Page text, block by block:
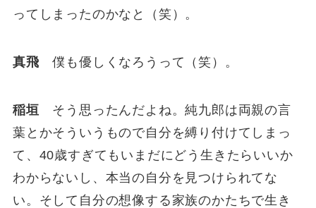
ってしまったのかなと（笑）。
真飛 僕も優しくなろうって（笑）。
稲垣 そう思ったんだよね。純九郎は両親の言
葉とかそういうもので自分を縛り付けてしまっ
て、40歳すぎてもいまだにどう生きたらいいか
わからないし、本当の自分を見つけられてな
い。そして自分の想像する家族のかたちで生き